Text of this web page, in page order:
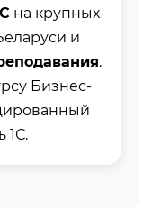
на крупных
и
.
Бизнес-
1С.